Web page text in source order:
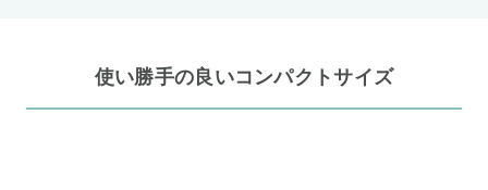
使い勝手の良いコンパクトサイズ